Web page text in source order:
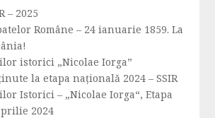
– 2025
Române – 24 ianuarie 1859. La
istorici „Nicolae Iorga”
la etapa națională 2024 – SSIR
Istorici – „Nicolae Iorga“, Etapa
2024